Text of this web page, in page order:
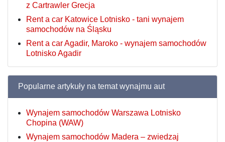
z Cartrawler Grecja
Rent a car Katowice Lotnisko - tani wynajem
samochodów na Śląsku
Rent a car Agadir, Maroko - wynajem samochodów
Lotnisko Agadir
Popularne artykuły na temat wynajmu aut
Wynajem samochodów Warszawa Lotnisko
Chopina (WAW)
Wynajem samochodów Madera – zwiedzaj